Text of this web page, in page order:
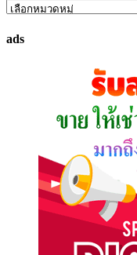
ค้นหา
ที่
ads